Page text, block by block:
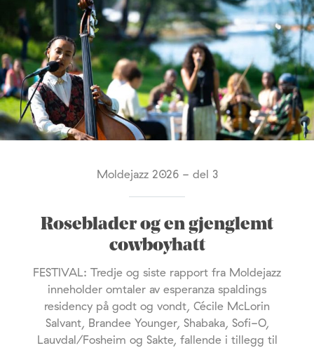
Moldejazz 2026 - del 3
Roseblader og en gjenglemt
cowboyhatt
FESTIVAL: Tredje og siste rapport fra Moldejazz
inneholder omtaler av esperanza spaldings
residency på godt og vondt, Cécile McLorin
Salvant, Brandee Younger, Shabaka, Sofi-O,
Lauvdal/Fosheim og Sakte, fallende i tillegg til